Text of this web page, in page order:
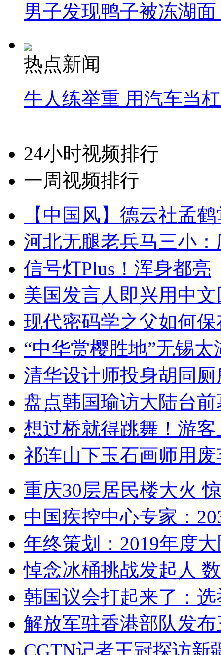
男子发现鸭子被冻湖
热点新闻
牛人练举重 用汽车当
24小时视频排行
一周视频排行
【中国风】德云社孟
河北无腿老兵马三小
信号灯Plus！浑身都亮
美国发言人即兴用中
现代密码学之父如何
“中华赏樱胜地”无锡
清华设计师投身胡同
盘点韩国瑜访大陆台
想过桥就得跳舞！游客
祁连山下玉石画师用
重庆30层居民楼大火
中国疾控中心专家：
年终策划：2019年度
悼念冰桶挑战发起人
韩国议会打起来了：
解放军驻香港部队发
CGTN记者王冠探访新